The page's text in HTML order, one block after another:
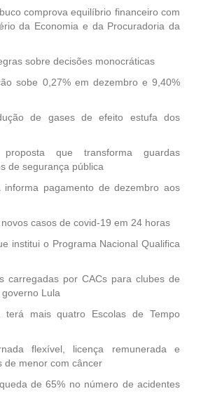
comprova equilíbrio financeiro com
da Economia e da Procuradoria da
sobre decisões monocráticas
sobe 0,27% em dezembro e 9,40%
de gases de efeito estufa dos
proposta que transforma guardas
de segurança pública
informa pagamento de dezembro aos
casos de covid-19 em 24 horas
institui o Programa Nacional Qualifica
carregadas por CACs para clubes de
Lula
terá mais quatro Escolas de Tempo
flexível, licença remunerada e
de menor com câncer
de 65% no número de acidentes